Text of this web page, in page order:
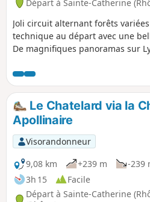
Départ à Sainte-Catherine
Joli circuit alternant forêts
technique au départ avec une
De magnifiques panoramas sur
Le Chatelard via la
Apollinaire
Visorandonneur
9,08 km
+239 m
-239
3h 15
Facile
Départ à Sainte-Catherine